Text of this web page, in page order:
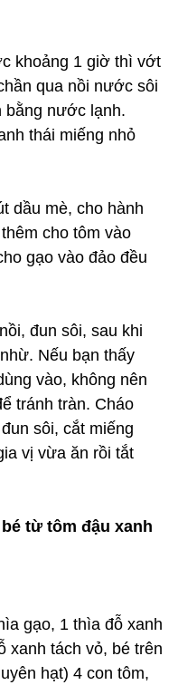
khoảng 1 giờ thì vớt
qua nồi nước sôi
bằng nước lạnh.
thái miếng nhỏ
dầu mè, cho hành
cho tôm vào
gạo vào đảo đều
đun sôi, sau khi
Nếu bạn thấy
vào, không nên
tránh tràn. Cháo
sôi, cắt miếng
vị vừa ăn rồi tắt
từ tôm đậu xanh
gạo, 1 thìa đỗ xanh
xanh tách vỏ, bé trên
hạt) 4 con tôm,